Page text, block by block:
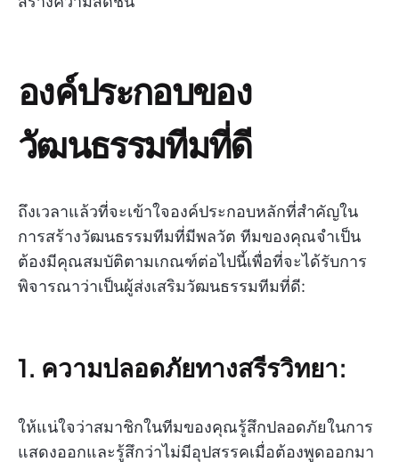
องค์ประกอบของ
วัฒนธรรมทีมที่ดี
ถึงเวลาแล้วที่จะเข้าใจองค์ประกอบหลักที่สำคัญใน
การสร้างวัฒนธรรมทีมที่มีพลวัต ทีมของคุณจำเป็น
ต้องมีคุณสมบัติตามเกณฑ์ต่อไปนี้เพื่อที่จะได้รับการ
พิจารณาว่าเป็นผู้ส่งเสริมวัฒนธรรมทีมที่ดี:
1. ความปลอดภัยทางสรีรวิทยา:
ให้แน่ใจว่าสมาชิกในทีมของคุณรู้สึกปลอดภัยในการ
แสดงออกและรู้สึกว่าไม่มีอุปสรรคเมื่อต้องพูดออกมา